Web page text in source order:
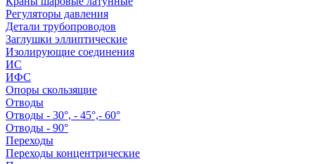
Регуляторы давления
Детали трубопроводов
Заглушки эллиптические
Изолирующие соединения
ИС
ИФС
Опоры скользящие
Отводы
Отводы - 30°, - 45°,- 60°
Отводы - 90°
Переходы
Переходы концентрические